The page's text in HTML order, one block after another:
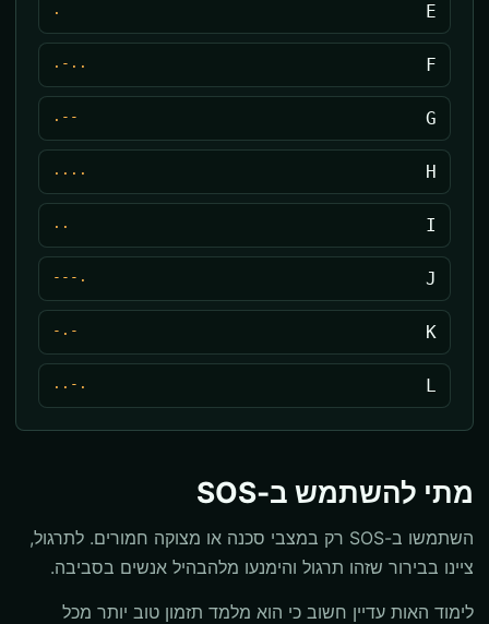
E
.
F
..-.
G
--.
H
....
I
..
J
.---
K
-.-
L
.-..
מתי להשתמש ב-SOS
השתמשו ב-SOS רק במצבי סכנה או מצוקה חמורים. לתרגול,
ציינו בבירור שזהו תרגול והימנעו מלהבהיל אנשים בסביבה.
לימוד האות עדיין חשוב כי הוא מלמד תזמון טוב יותר מכל